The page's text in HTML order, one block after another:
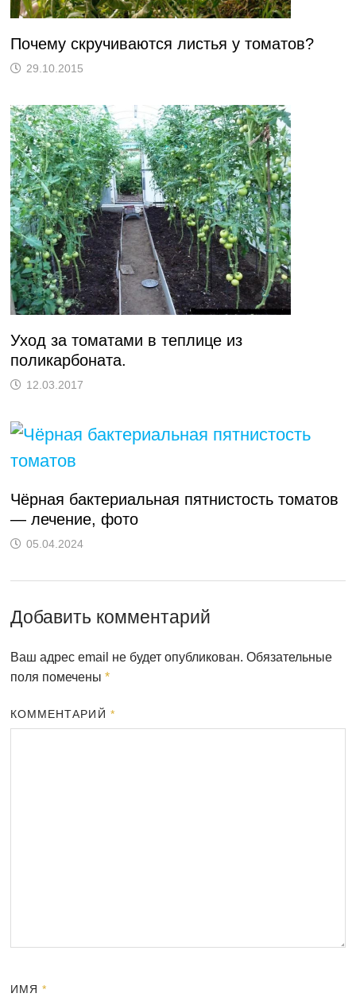
Почему скручиваются листья у томатов?
29.10.2015
Уход за томатами в теплице из
поликарбоната.
12.03.2017
Чёрная бактериальная пятнистость томатов
— лечение, фото
05.04.2024
Добавить комментарий
Ваш адрес email не будет опубликован. Обязательные
поля помечены *
КОММЕНТАРИЙ *
ИМЯ*